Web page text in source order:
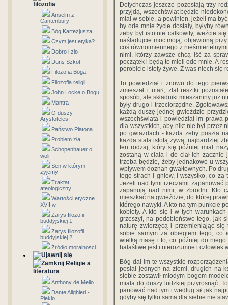
filozofia
Anselm z
Cantenbury
Bóg Kartezjusza
Czym jest etyka?
Dobro i zlo
Duns Szkot
Filozofia Boga
Filozofia religii
John Locke o Bogu
Mantra
O duszy -
Arystoteles
Państwo Platona
Problem zła
Schopenhauer o
woli
Sen w którym
żyjemy
Traktat
ateologiczny
Wartości etyczne
XVII w.
Zarys filozofii
buddyjskiej 1
Zarys filozofii
buddyjskiej 2
Źródło moralności
Religie a
literatura
Anthony de Mello
Dante Alighieri -
Piekło
Dotychczas jeszcze pozostają trzy
przyjdą, wszechświat będzie
miał w sobie, a powinien, jeżeli ma
by ode mnie życie dostały, byłyby
żeby był istotnie całkowity, weźcie
naśladujcie moc moją, objawioną
coś równoimiennego z
nimi, którzy zawsze chcą iść za
początek i będą to mieli ode mnie. A
porobicie istoty żywe. Z was niech się
To powiedział i znowu do tego
zmieszał i utarł, zlał resztki
sposób, ale składniki mieszaniny już
były drugo i trzeciorzędne.
każdą duszę jednej gwieździe
wszechświata i powiedział im prawa
dla wszystkich, aby nikt nie był przez
po gwiazdach - każda żeby poszła
każda stała istotą żywą, najbardziej
ten rodzaj, który się później miał
zostaną w ciała i do ciał ich
trzeba będzie, żeby jednakowo u
wpływem doznań gwałtownych. Po
tego strach i gniew, i wszystko, co
Jeżeli nad tymi rzeczami zapanować
zapanują nad nimi, w zbrodni. Kto
mieszkać na gwieździe, do której
którego nawykł. A kto na tym punkcie
kobiety. A kto się i w tych
grzeszył, na podobieństwo tego, jak
naturę zwierzęcą i przemieniając
sobie samym za obiegiem tego, co
wielką masę i to, co później do
hałaśliwe jest i nierozumne i
Bóg dał im te wszystkie
posiał jednych na ziemi, drugich na
siebie zostawił młodym bogom
miała do duszy ludzkiej przyrosnąć.
panować nad tym i według sił jak
gdyby się tylko sama dla siebie nie